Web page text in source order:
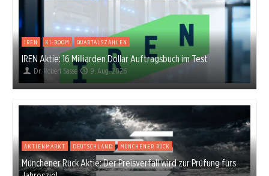
IREN KI-BOOM QUARTALSZAHLEN
IREN Aktie: 16 Milliarden Dollar Auftragsbuch im Test
Dr. Robert Sasse 9. Aug. 2026
AKTIENMARKT DEUTSCHLAND MÜNCHENER RÜCK
Münchener Rück Aktie: Der Preisverfall wird zur Prüfung fürs